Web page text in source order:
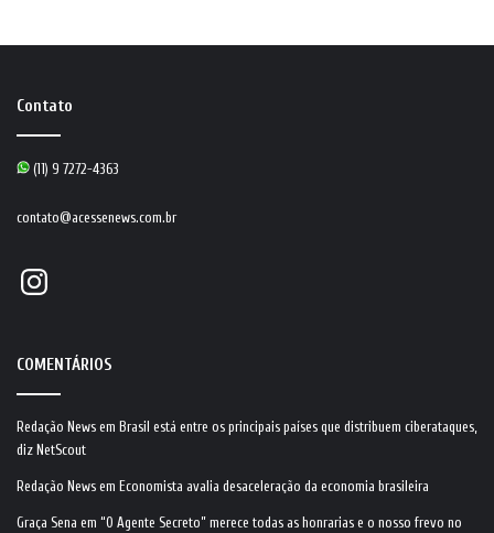
Contato
(11) 9 7272-4363
contato@acessenews.com.br
Instagram
COMENTÁRIOS
Redação News em Brasil está entre os principais países que distribuem ciberataques,
diz NetScout
Redação News em Economista avalia desaceleração da economia brasileira
Graça Sena em “O Agente Secreto” merece todas as honrarias e o nosso frevo no